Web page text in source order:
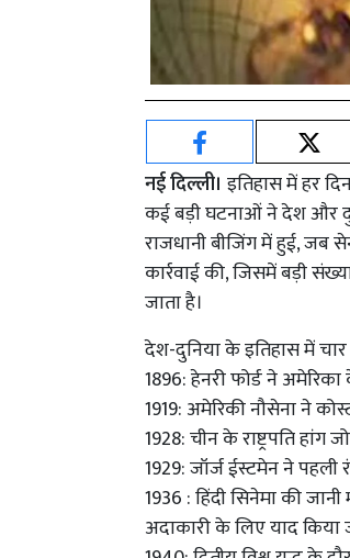
नई दिल्ली। इतिहास में हर
कई बड़ी घटनाओं ने देश और
राजधानी बीजिंग में हुई, जब
कार्रवाई की, जिसमें बड़ी
जाता है।
देश-दुनिया के इतिहास में
1896: हेनरी फोर्ड ने
1919: अमेरिकी नौसेना ने
1928: चीन के राष्ट्रपति हांग
1929: जॉर्ज ईस्टमेन ने पहली
1936 : हिंदी सिनेमा की
अदाकारी के लिए याद किया